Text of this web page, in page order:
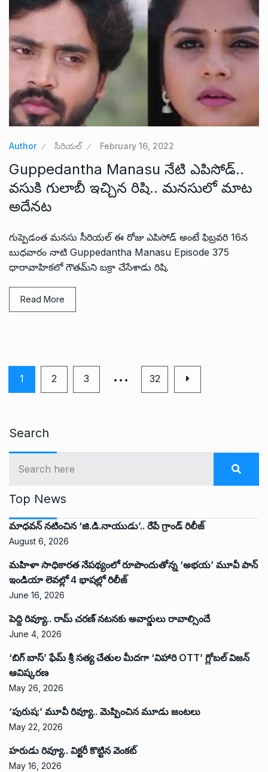
Author సీరియల్ February 16, 2022
Guppedantha Manasu నేటి ఎపిసోడ్..
వసుకి గులాబీ ఇచ్చిన రిషి.. మనసులో మాట
అదేనట
గుప్పెడంత మనసు సీరియల్ ఈ రోజు ఎపిసోడ్ అంటే ఫిబ్రవరి 16న
బుధవారం నాటి Guppedantha Manasu Episode 375
ధారావాహికలో గౌతమ్‌ని బక్రా చేసేశాడు రిషి.
Read More
1 2 3 … 32
Search
Top News
మాధవన్ నటించిన ‘జి.డి.నాయుడు’.. రేపే గ్రాండ్ రిలీజ్
August 6, 2026
మహిళా సాధికారత నేపథ్యంలో రూపొందుతోన్న ‘అభ‌య‌’ మూవీ పాన్
ఇండియా లెవ‌ల్లో 4 భాష‌ల్లో రిలీజ్
June 16, 2026
పెద్ది రివ్యూ.. రామ్ చరణ్ నటనకు అవార్డులు రావాల్సిందే
June 4, 2026
‘బిగ్ బాస్’ ఫేమ్ శ్రీ సత్య చేతుల మీదగా ‘విహారి OTT’ గ్లోబల్ విజన్
ఆవిష్కరణ
May 26, 2026
‘పురుష:’ మూవీ రివ్యూ.. మెప్పించిన మూడు జంటలు
May 22, 2026
హరుడు రివ్యూ.. విక్టరీ కొట్టిన వెంకట్
May 16, 2026